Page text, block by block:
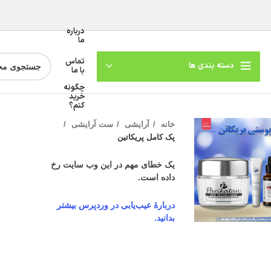
دسته بندی ها
درباره
ما
تماس
با ما
چگونه
خرید
کنم؟
تصویر
خانه آرایشی
ست آرایشی
پک کامل پریکاتین
یک خطای مهم در این وب سایت رخ
داده است.
دربارهٔ عیب‌یابی در وردپرس بیشتر
بدانید.